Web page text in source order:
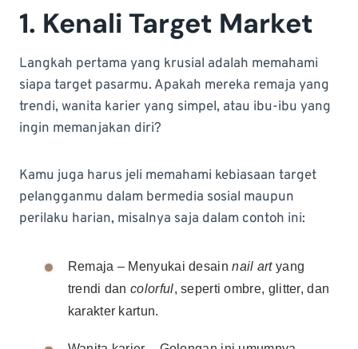
1. Kenali Target Market
Langkah pertama yang krusial adalah memahami
siapa target pasarmu. Apakah mereka remaja yang
trendi, wanita karier yang simpel, atau ibu-ibu yang
ingin memanjakan diri?
Kamu juga harus jeli memahami kebiasaan target
pelangganmu dalam bermedia sosial maupun
perilaku harian, misalnya saja dalam contoh ini:
Remaja – Menyukai desainnail art yang
trendi dan colorful, seperti ombre, glitter, dan
karakter kartun.